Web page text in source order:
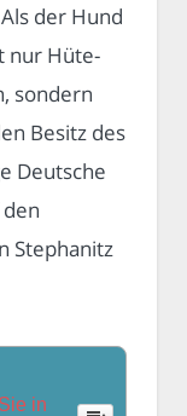
der Hund
nur Hüte-
sondern
Besitz des
Deutsche
Stephanitz
in